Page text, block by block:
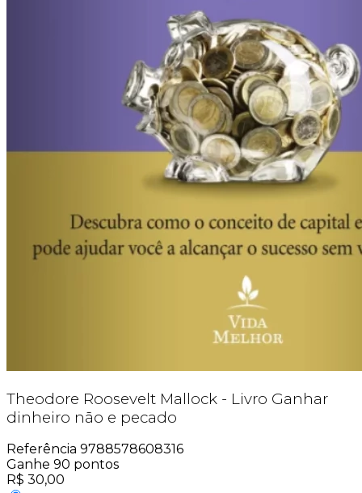
Theodore Roosevelt Mallock - Livro Ganhar
dinheiro não e pecado
Referência 9788578608316
Ganhe 90 pontos
R$ 30,00